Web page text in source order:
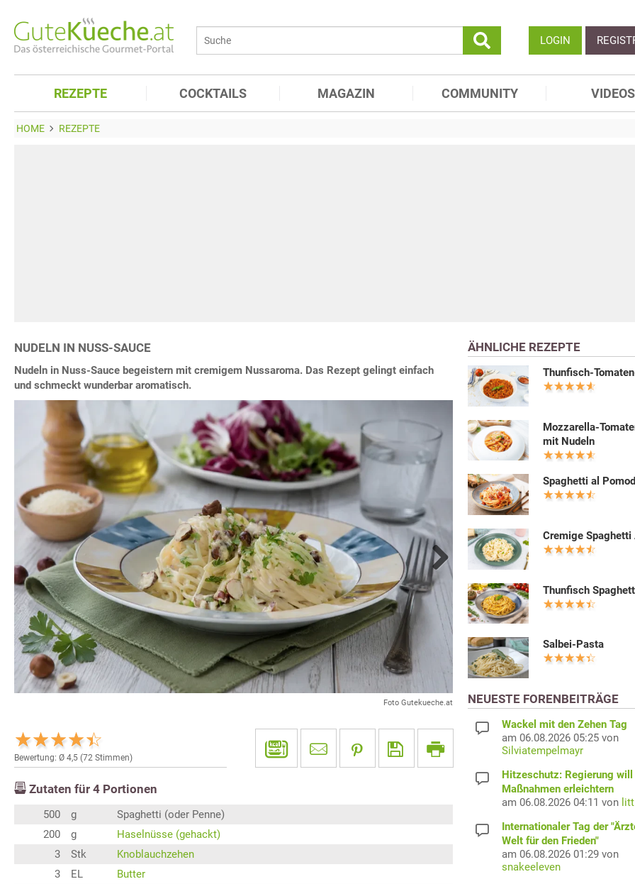
LOGIN
REZEPTE COCKTAILS MAGAZIN COMMUNITY VIDEOS
HOME REZEPTE
NUDELN IN NUSS-SAUCE
Nudeln in Nuss-Sauce begeistern mit cremigem Nussaroma. Das Rezept gelingt einfach
und schmeckt wunderbar aromatisch.
Foto Gutekueche.at
Next
Bewertung: Ø 4,5 (72 Stimmen)
Zutaten für 4 Portionen
500 g
Spaghetti (oder Penne)
200
g
Haselnüsse (gehackt)
3
Stk
Knoblauchzehen
3
EL
Butter
ÄHNLICHE REZEPTE
Thunfisch-
Mozzarella-
mit Nudeln
Spaghetti al
Cremige Spaghetti
Thunfisch
Salbei-Pasta
NEUESTE FORENBEITRÄGE
Wackel mit den Zehen Tag
am 06.08.2026 05:25 von
Silviatempelmayr
Hitzeschutz: Regierung will
Maßnahmen erleichtern
am 06.08.2026 04:11 von
Internationaler Tag der
Welt für den Frieden"
am 06.08.2026 01:29 von
snakeeleven